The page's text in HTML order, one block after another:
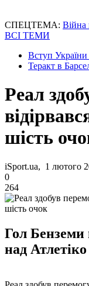
СПЕЦТЕМА: Війна
ВСІ ТЕМИ
Вступ
Теракт в
Реал
шість
iSport.ua, 1 лютого
0
264
Гол Бенземи
над Атлетіко